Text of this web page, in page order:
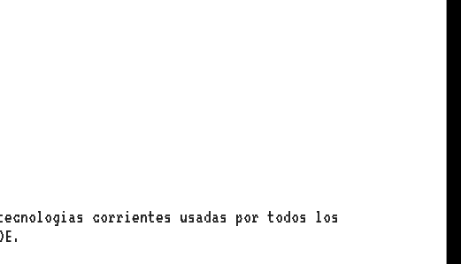
corrientes usadas por todos los